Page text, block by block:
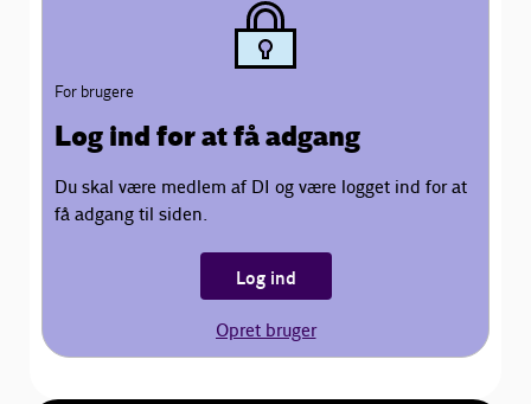
For brugere
Log ind for at få adgang
Du skal være medlem af DI og være logget ind for at
få adgang til siden.
Log ind
Opret bruger